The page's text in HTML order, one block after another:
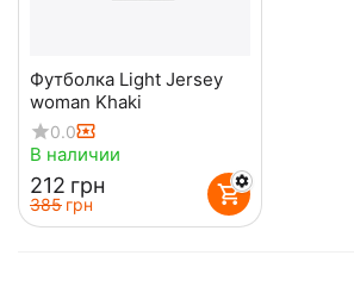
Футболка Light Jersey
woman Khaki
0.0
В наличии
‍212‍ грн
‍385‍ грн